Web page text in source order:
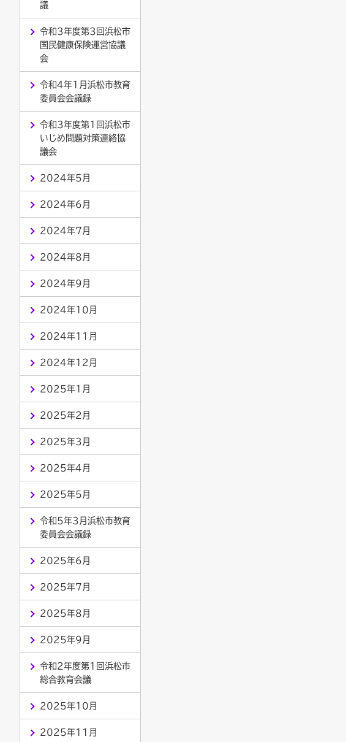
議
令和3年度第3回浜松市
国民健康保険運営協議
会
令和4年1月浜松市教育
委員会会議録
令和3年度第1回浜松市
いじめ問題対策連絡協
議会
2024年5月
2024年6月
2024年7月
2024年8月
2024年9月
2024年10月
2024年11月
2024年12月
2025年1月
2025年2月
2025年3月
2025年4月
2025年5月
令和5年3月浜松市教育
委員会会議録
2025年6月
2025年7月
2025年8月
2025年9月
令和2年度第1回浜松市
総合教育会議
2025年10月
2025年11月